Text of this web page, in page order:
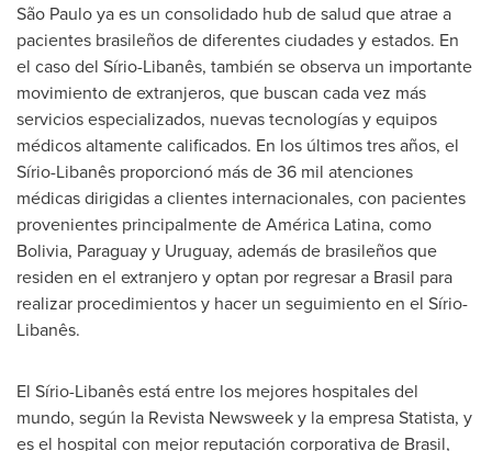
São Paulo ya es un consolidado hub de salud que atrae a
pacientes brasileños de diferentes ciudades y estados. En
el caso del Sírio-Libanês, también se observa un importante
movimiento de extranjeros, que buscan cada vez más
servicios especializados, nuevas tecnologías y equipos
médicos altamente calificados. En los últimos tres años, el
Sírio-Libanês proporcionó más de 36 mil atenciones
médicas dirigidas a clientes internacionales, con pacientes
provenientes principalmente de América Latina, como
Bolivia, Paraguayy Uruguay, además de brasileños que
residen en el extranjero y optan por regresar a Brasil para
realizar procedimientos y hacer un seguimiento en el Sírio-
Libanês.
El Sírio-Libanês está entre los mejores hospitales del
mundo, según la Revista Newsweek y la empresa Statista, y
es el hospital con mejor reputación corporativa de Brasil,